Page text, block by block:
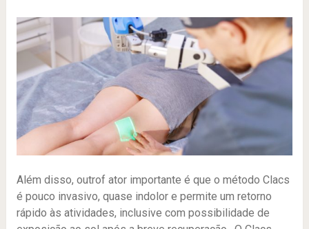
Além disso, outrof ator importante é que o método Clacs
é pouco invasivo, quase indolor e permite um retorno
rápido às atividades, inclusive com possibilidade de